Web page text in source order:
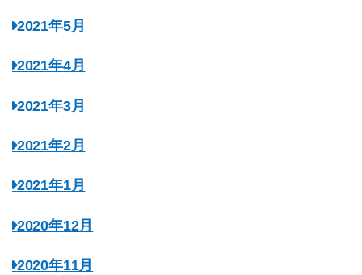
2021年5月
2021年4月
2021年3月
2021年2月
2021年1月
2020年12月
2020年11月